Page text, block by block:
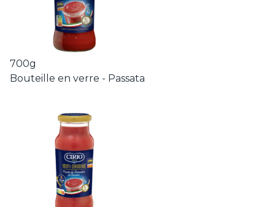
700g
Bouteille en verre - Passata